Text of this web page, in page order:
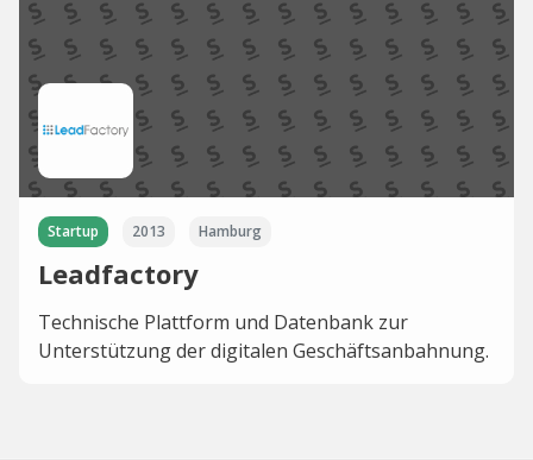
Startup 2013 Hamburg
Leadfactory
Technische Plattform und Datenbank zur
Unterstützung der digitalen Geschäftsanbahnung.